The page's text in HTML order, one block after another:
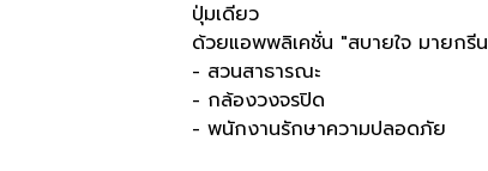
ปุ่มเดียว
ด้วยแอพพลิเคชั่น "สบายใจ มายกรีน
- สวนสาธารณะ
- กล้องวงจรปิด
- พนักงานรักษาความปลอดภัย